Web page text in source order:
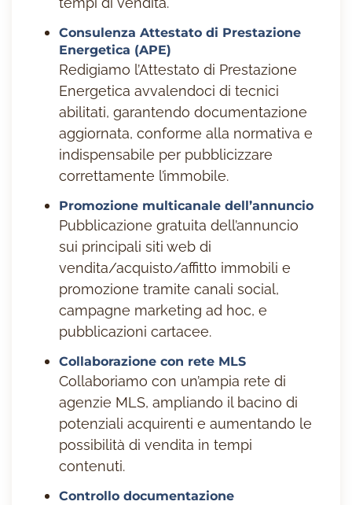
Consulenza Attestato di Prestazione
Energetica (APE)
Redigiamo l’Attestato di Prestazione
Energetica avvalendoci di tecnici
abilitati, garantendo documentazione
aggiornata, conforme alla normativa e
indispensabile per pubblicizzare
correttamente l’immobile.
Promozione multicanale dell’annuncio
Pubblicazione gratuita dell’annuncio
sui principali siti web di
vendita/acquisto/affitto immobili e
promozione tramite canali social,
campagne marketing ad hoc, e
pubblicazioni cartacee.
Collaborazione con rete MLS
Collaboriamo con un’ampia rete di
agenzie MLS, ampliando il bacino di
potenziali acquirenti e aumentando le
possibilità di vendita in tempi
contenuti.
Controllo documentazione